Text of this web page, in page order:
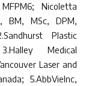
Nicoletta
BM, MSc, DPM,
Plastic
Medical
Laser and
5.AbbVieInc,